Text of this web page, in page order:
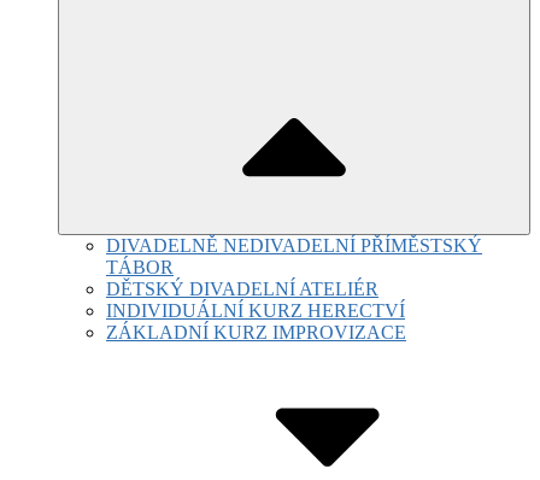
DIVADELNĚ NEDIVADELNÍ PŘÍMĚSTSKÝ
TÁBOR
DĚTSKÝ DIVADELNÍ ATELIÉR
INDIVIDUÁLNÍ KURZ HERECTVÍ
ZÁKLADNÍ KURZ IMPROVIZACE